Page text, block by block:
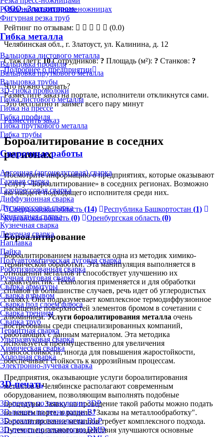
Рубка на гильотинных ножницах
Фигурная резка труб
Гибка металла
Вальцовка листового металла
Вальцовка профиля
Вальцовка пруткового металла
Вальцовка трубы
3D-гибка проволоки
Гибка листового металла
Гибка на прессе
Гибка профиля
Гибка пруткового металла
Гибка трубы
Сварочные работы
Аргонная (аргонодуговая) сварка
Газовая сварка
Газопрессовая сварка
Диффузионная сварка
Дугопрессовая сварка
Контактная сварка
Кузнечная сварка
Лазерная сварка
Наплавка
Пайка
Полуавтоматическая дуговая сварка
Роботизированная сварка
Ручная дуговая сварка
Сварка арматуры
Сварка взрывом
Сварка под слоем флюса
Сварка трением
Сварка труб
Термитная сварка
Ультразвуковая сварка
Химическая сварка
Холодная сварка
Электронно-лучевая сварка
3D-печать
3D-печать по технологии 3DP
3D-печать по технологии BJ
3D-печать по технологии DLP
3D-печать по технологии DMD
ООО «Златлитпром»
Рейтинг по отзывам:
(0.0)
Челябинская обл., г. Златоуст, ул. Калинина, д. 12
Стаж (лет):10 Сотрудников:? Площадь (м²): ? Станков: ?
Подробнее о предприятии
Что нужно сделать?
Разместите заказ на портале, исполнители откликнутся сами.
Это бесплатно и займет всего пару минут
Разместить заказ
Бороалитирование в соседних
регионах
Посмотрите информацию о предприятиях, которые оказывают
услугу «Бороалитирование» в соседних регионах. Возможно
вы найдете подходящего исполнителя среди них.
Свердловская область (14) Республика Башкортостан (1)
Курганская область (0) Оренбургская область (0)
Бороалитирование
Бороалитированием называется одна из методик химико-
термической обработки. Эта манипуляция выполняется в
отношении металлов и способствует улучшению их
характеристик. Технология применяется и для обработки
сплавов (в большинстве случаев, речь идет об углеродистых
сталях). Она подразумевает комплексное термодиффузионное
насыщение поверхностей элементов бромом в сочетании с
алюминием.Услуги бороалитирования металла очень
востребованы среди специализированных компаний,
работающих с данным материалом. Эта методика
используется преимущественно для увеличения
износостойкости, иногда для повышения жаростойкости,
обеспечивает стойкость к коррозийным процессам.
Предприятия, оказывающие услуги бороалитирования
металлов в Челябинске располагают современным
оборудованием, позволяющим выполнять подобные
процедуры. Заявку на проведение такой работы можно подать
на нашем порте, в разделе "Заказы на металлообработку".
Бороалитирование металлов требует комплексного подхода.
Путем специального воздействия улучшаются основные